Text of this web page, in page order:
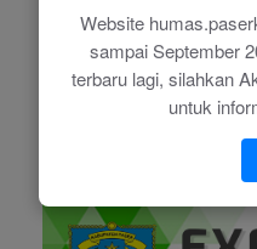
Website
sampai September
terbaru lagi, silahkan
untuk